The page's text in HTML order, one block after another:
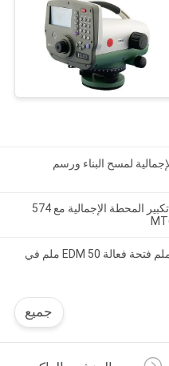
لمسح البناء ورسم
محطة البحرية الجنوبية أداة مسح 30x تكبير المحطة الإجمالية مع 574
المحطة الإجمالية المحطة البحرية 45 ملم فتحة فعالة EDM 50 ملم في
جميع